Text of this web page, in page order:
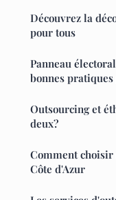
Découvrez la
pour tous
Panneau
bonnes
Outsourcing et
deux?
Comment
Côte d'Azur